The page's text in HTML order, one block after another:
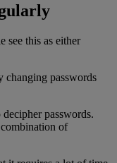
see this as either
changing passwords
decipher passwords.
of